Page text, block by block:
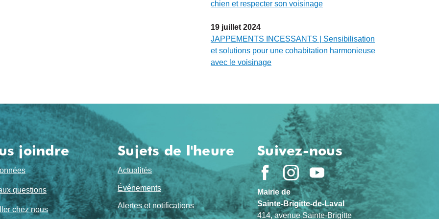
chien et respecter son voisinage
19 juillet 2024
JAPPEMENTS INCESSANTS | Sensibilisation
et solutions pour une cohabitation harmonieuse
avec le voisinage
joindre
questions
chez nous
Sujets de l'heure
Actualités
Événements
Alertes et notifications
Suivez-nous
Mairie de
Sainte-Brigitte-de-Laval
414, avenue Sainte-Brigitte